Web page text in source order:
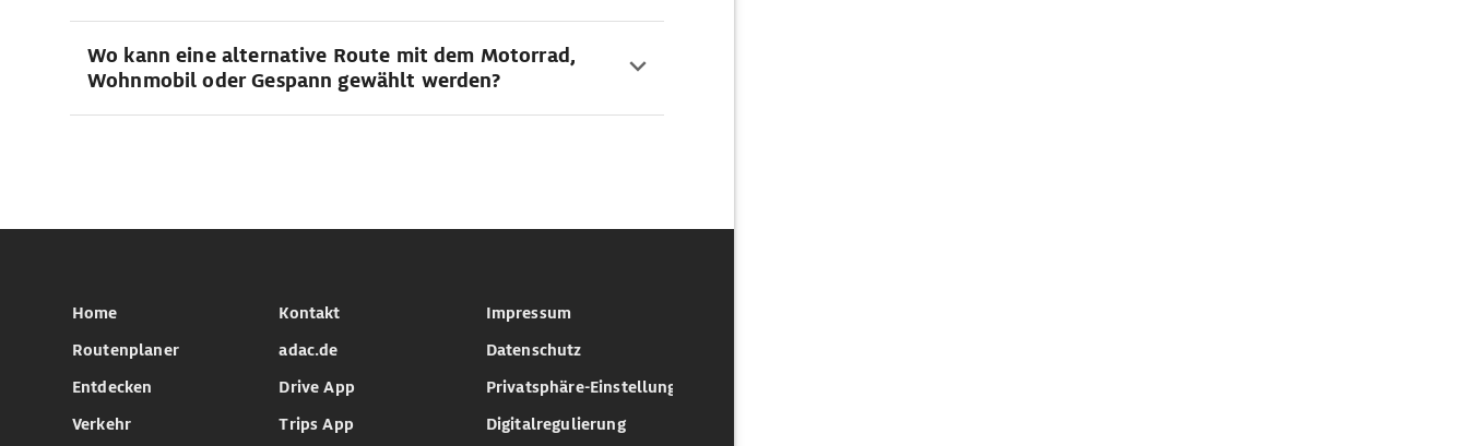
Wo kann eine alternative Route mit dem Motorrad,
Wohnmobil oder Gespann gewählt werden?
Home
Routenplaner
Entdecken
Verkehr
Kontakt
adac.de
Drive App
Trips App
Impressum
Datenschutz
Privatsphäre-Einstellungen
Digitalregulierung